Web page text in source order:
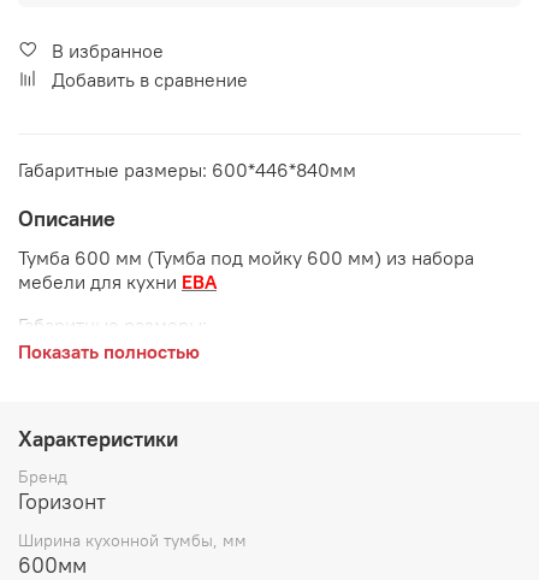
В избранное
Добавить в сравнение
Габаритные размеры: 600*446*840мм
Описание
Тумба 600 мм (Тумба под мойку 600 мм) из набора
мебели для кухни ЕВА
Габаритные размеры:
высота 840 мм
Корпус: ЛДСП Белый
Показать полностью
Характеристики
Бренд
Горизонт
Ширина кухонной тумбы, мм
600мм